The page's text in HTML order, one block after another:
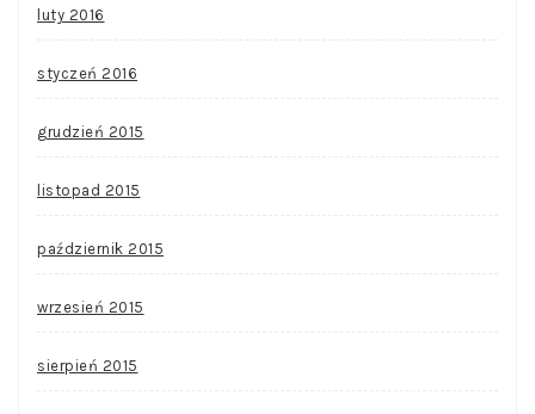
luty 2016
styczeń 2016
grudzień 2015
listopad 2015
październik 2015
wrzesień 2015
sierpień 2015